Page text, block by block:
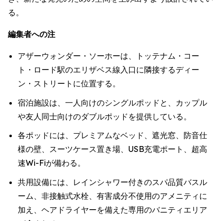
る。
編集者への注
アザーウォンダー・ソーホーは、トッテナム・コー
ト・ロード駅のエリザベス線入口に隣接するディー
ン・ストリートに位置する。
宿泊施設は、一人向けのシングルポッドと、カップル
や友人同士向けのダブルポッドを提供している。
各ポッドには、プレミアムなベッド、遮光窓、防音仕
様の壁、スーツケース置き場、USB充電ポート、超高
速Wi-Fiが備わる。
共用設備には、レインシャワー付きのスパ品質バスル
ーム、非接触式水栓、有害成分不使用のアメニティに
加え、ヘアドライヤーを備えた専用のバニティエリア